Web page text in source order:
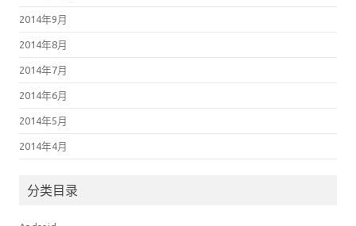
2014年9月
2014年8月
2014年7月
2014年6月
2014年5月
2014年4月
分类目录